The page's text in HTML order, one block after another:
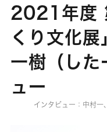
2021年度
くり文化
一樹（し
ュー
インタビュー：中村一